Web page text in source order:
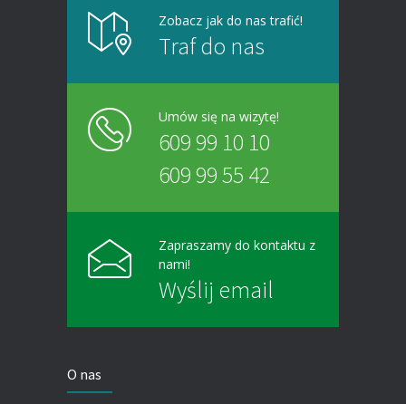
Zobacz jak do nas trafić!
Traf do nas
Umów się na wizytę!
609 99 10 10
609 99 55 42
Zapraszamy do kontaktu z
nami!
Wyślij email
O nas